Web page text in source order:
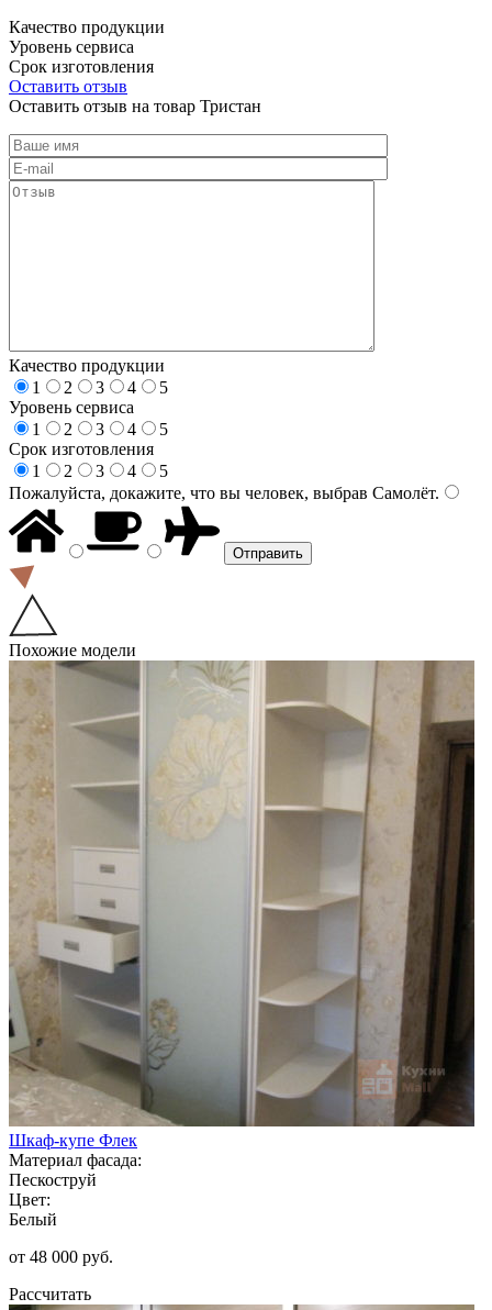
Качество продукции
Уровень сервиса
Срок изготовления
Оставить отзыв
Оставить отзыв на товар Тристан
Качество продукции
1
2 3 4
5
Уровень сервиса
1
2 3 4
5
Срок изготовления
1
2 3 4
5
Пожалуйста, докажите, что вы человек, выбрав Самолёт.
Похожие модели
Шкаф-купе Флек
Материал фасада:
Пескоструй
Цвет:
Белый
от 48 000 руб.
Рассчитать